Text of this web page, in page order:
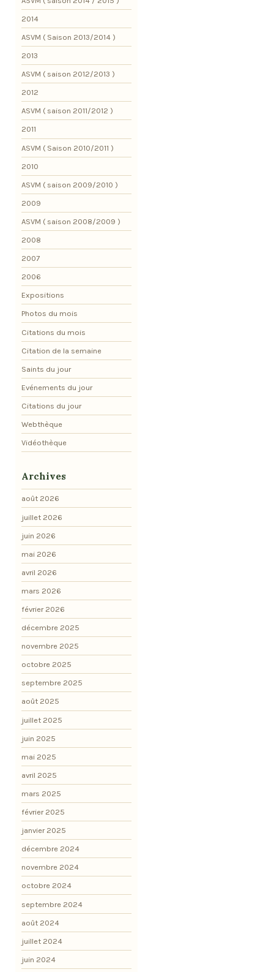
2014
ASVM ( Saison 2013/2014 )
2013
ASVM ( saison 2012/2013 )
2012
ASVM ( saison 2011/2012 )
2011
ASVM ( Saison 2010/2011 )
2010
ASVM ( saison 2009/2010 )
2009
ASVM ( saison 2008/2009 )
2008
2007
2006
Expositions
Photos du mois
Citations du mois
Citation de la semaine
Saints du jour
Evénements du jour
Citations du jour
Webthèque
Vidéothèque
Archives
août 2026
juillet 2026
juin 2026
mai 2026
avril 2026
mars 2026
février 2026
décembre 2025
novembre 2025
octobre 2025
septembre 2025
août 2025
juillet 2025
juin 2025
mai 2025
avril 2025
mars 2025
février 2025
janvier 2025
décembre 2024
novembre 2024
octobre 2024
septembre 2024
août 2024
juillet 2024
juin 2024